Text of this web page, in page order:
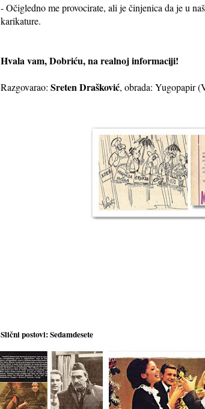
- Očigledno me provocirate, ali je činjenica da je u
karikature.
Hvala vam, Dobriću, na realnoj informaciji!
Razgovarao: Sreten Drašković, obrada: Yugopapir
Slični postovi:Sedamdesete